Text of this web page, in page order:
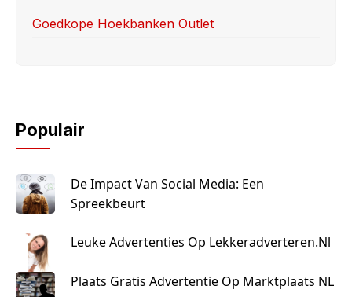
Goedkope Hoekbanken Outlet
Populair
De Impact Van Social Media: Een
Spreekbeurt
Leuke Advertenties Op Lekkeradverteren.nl
Plaats Gratis Advertentie Op Marktplaats NL